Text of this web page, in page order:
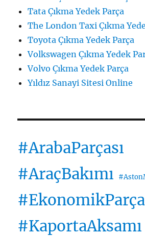
Tata Çıkma Yedek Parça
The London Taxi Çıkma
Toyota Çıkma Yedek Parça
Volkswagen Çıkma Yedek
Volvo Çıkma Yedek Parça
Yıldız Sanayi Sitesi Online
#ArabaParçası
#AraçBakımı
#EkonomikParça
#KaportaAksamı